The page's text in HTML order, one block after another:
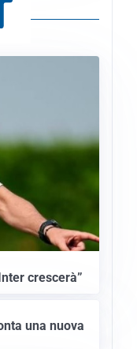
crescerà”
una nuova